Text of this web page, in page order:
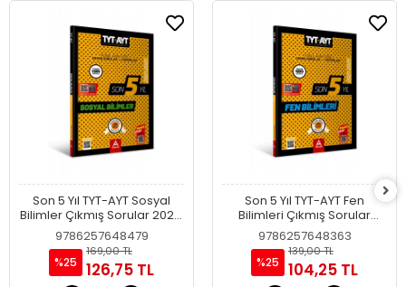
Son 5 Yıl TYT-AYT Sosyal
Bilimler Çıkmış Sorular 2021-
2025
9786257648479
%25
169,00 TL
126,75 TL
Son 5 Yıl TYT-AYT Fen
Bilimleri Çıkmış Sorular
2021-2025
9786257648363
%25
139,00 TL
104,25 TL